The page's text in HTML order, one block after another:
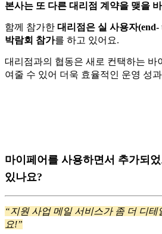
본사는 또 다른 대리점 계약을 맺을
함께 참가한 대리점은 실 사용자(end-
박람회 참가를 하고 있어요.
대리점과의 협동은 새로 컨택하는 바
여줄 수 있어 더욱 효율적인 운영 성
마이페어를 사용하면서 추가되
있나요?
“지원 사업 메일 서비스가 좀 더 디
요!”